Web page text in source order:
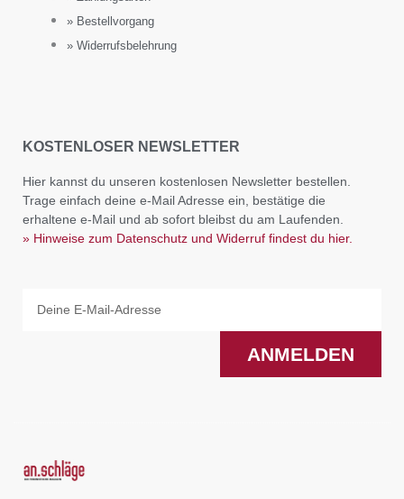
» Bestellvorgang
» Widerrufsbelehrung
KOSTENLOSER NEWSLETTER
Hier kannst du unseren kostenlosen Newsletter bestellen.
Trage einfach deine e-Mail Adresse ein, bestätige die
erhaltene e-Mail und ab sofort bleibst du am Laufenden.
» Hinweise zum Datenschutz und Widerruf findest du hier.
ANMELDEN